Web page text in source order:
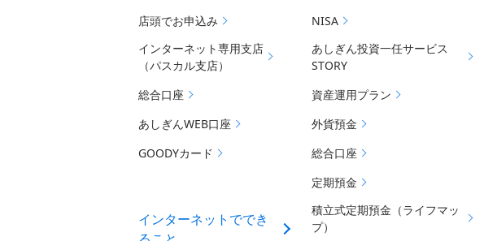
店頭でお申込み
インターネット専用支店
（パスカル支店）
総合口座
あしぎんWEB口座
GOODYカード
インターネットででき
NISA
あしぎん投資一任サービス
STORY
資産運用プラン
外貨預金
総合口座
定期預金
積立式定期預金（ライフマッ
プ）